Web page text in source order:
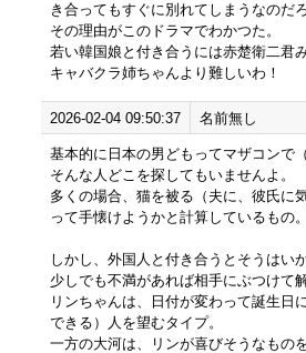
き合ってもすぐに別れてしまうなのだろ
その理由がこのドラマでわかつた。
若い韓国娘と付き合うには赤楚衛二君
キャバクラ姉ちゃんより難しいわ！
2026-02-04 09:50:37 名前無し
基本的に日本の男どもってマザコンで
そんな人どこを探してもいませんよ。
多くの場合、猫を被る（夫に、彼氏に
って手懐けようかと計算しているもの
しかし、外国人と付き合うとそうはいか
少しでも不満があれば相手にぶつけて
リンちゃんは、日付が変わって誕生日
できる）人を望むタイプ。
一方の大河は、リンが喜びそうなもの